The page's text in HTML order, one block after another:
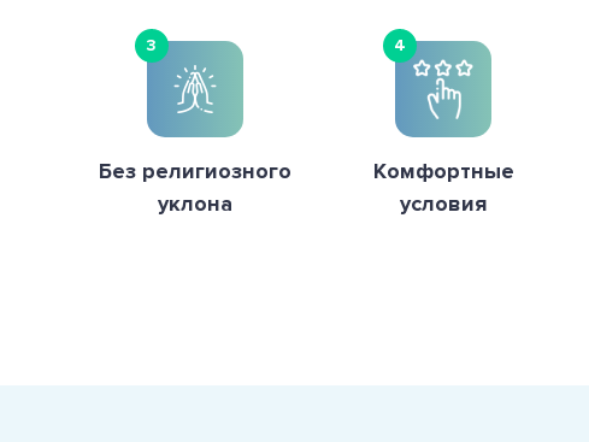
3
Без религиозного
уклона
4
Комфортные
условия